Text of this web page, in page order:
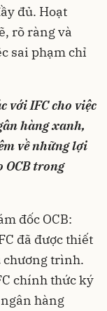
đủ. Hoạt
rõ ràng và
sai phạm chỉ
với IFC cho việc
hàng xanh,
về những lợi
OCB trong
đốc OCB:
đã được thiết
chương trình.
chính thức ký
hàng